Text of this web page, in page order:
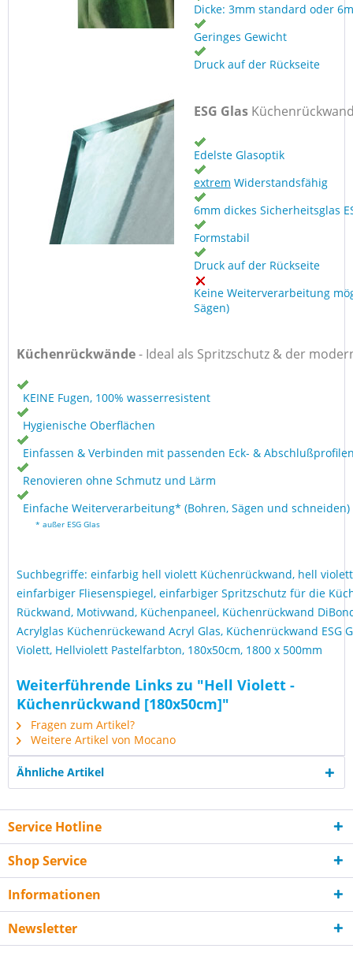
Dicke: 3mm standard oder
Geringes Gewicht
Druck auf der Rückseite
ESG Glas
Edelste Glasoptik
extrem Widerstandsfähig
6mm dickes Sicherheitsglas
Formstabil
Druck auf der Rückseite
Keine Weiterverarbeitung
Sägen)
Küchenrückwände- Ideal als Spritzschutz & der
KEINE Fugen, 100% wasserresistent
Hygienische Oberflächen
Einfassen & Verbinden mit passenden Eck- &
Renovieren ohne Schmutz und Lärm
Einfache Weiterverarbeitung* (Bohren, Sägen und schneiden)
* außer ESG Glas
Suchbegriffe: einfarbig hell violett Küchenrückwand, hell
einfarbiger Fliesenspiegel, einfarbiger Spritzschutz für die
Rückwand, Motivwand, Küchenpaneel, Küchenrückwand
Acrylglas Küchenrückewand Acryl Glas, Küchenrückwand ESG
Violett, Hellviolett Pastelfarbton, 180x50cm, 1800 x 500mm
Weiterführende Links zu "Hell Violett -
Küchenrückwand [180x50cm]"
Fragen zum Artikel?
Weitere Artikel von Mocano
Ähnliche Artikel
Service Hotline
Shop Service
Informationen
Newsletter